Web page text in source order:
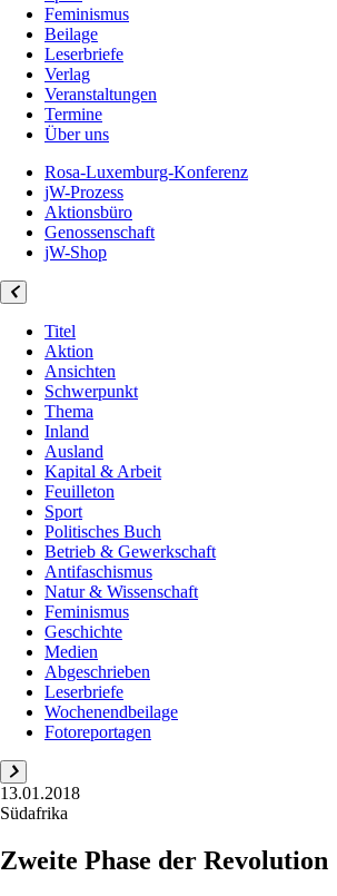
Feminismus
Beilage
Leserbriefe
Verlag
Veranstaltungen
Termine
Über uns
Rosa-Luxemburg-Konferenz
jW-Prozess
Aktionsbüro
Genossenschaft
jW-Shop
Titel
Aktion
Ansichten
Schwerpunkt
Thema
Inland
Ausland
Kapital & Arbeit
Feuilleton
Sport
Politisches Buch
Betrieb & Gewerkschaft
Antifaschismus
Natur & Wissenschaft
Feminismus
Geschichte
Medien
Abgeschrieben
Leserbriefe
Wochenendbeilage
Fotoreportagen
13.01.2018
Südafrika
Zweite Phase der Revolution